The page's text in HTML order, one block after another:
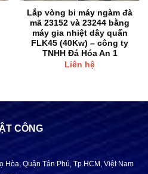
Lắp vòng bi máy ngàm đà
mã 23152 và 23244 bằng
máy gia nhiệt dây quấn
FLK45 (40Kw) – công ty
TNHH Đá Hóa An 1
Liên hệ
CÔNG
Hòa, Quận Tân Phú, Tp.HCM, Việt Nam